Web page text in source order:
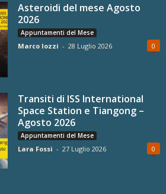
Asteroidi del mese Agosto
2026
Appuntamenti del Mese
Marco Iozzi - 28 Luglio 2026 0
Transiti di ISS International
Space Station e Tiangong –
Agosto 2026
Appuntamenti del Mese
Lara Fossi - 27 Luglio 2026 0